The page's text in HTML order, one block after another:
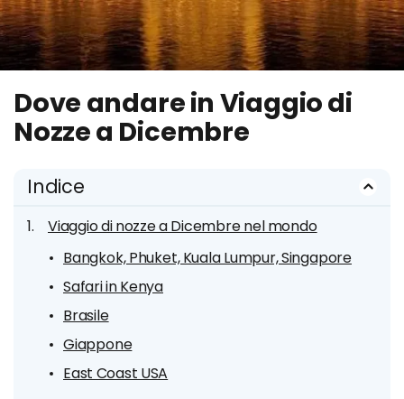
Dove andare in Viaggio di
Nozze a Dicembre
Indice
Viaggio di nozze a Dicembre nel mondo
Bangkok, Phuket, Kuala Lumpur, Singapore
Safari in Kenya
Brasile
Giappone
East Coast USA